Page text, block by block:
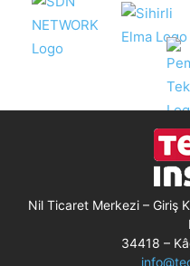
Nil Ticaret Merkezi – Giriş
34418 –